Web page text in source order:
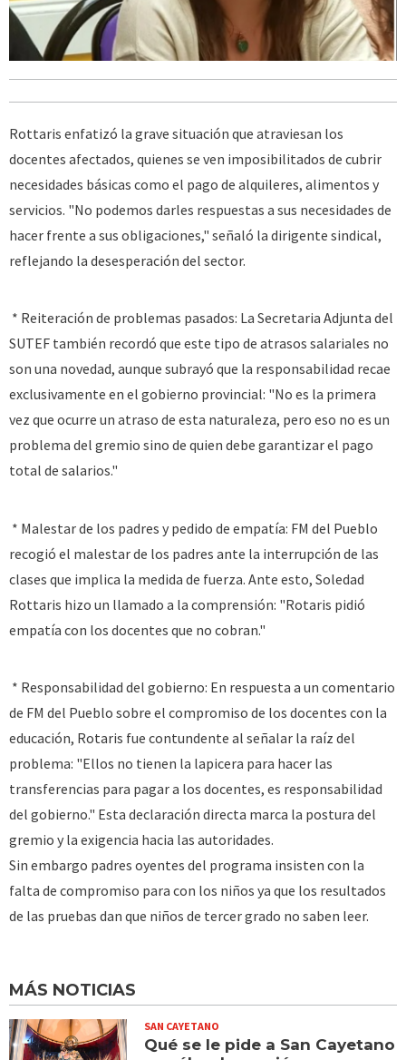
Rottaris enfatizó la grave situación que atraviesan los
docentes afectados, quienes se ven imposibilitados de cubrir
necesidades básicas como el pago de alquileres, alimentos y
servicios. "No podemos darles respuestas a sus necesidades de
hacer frente a sus obligaciones," señaló la dirigente sindical,
reflejando la desesperación del sector.
* Reiteración de problemas pasados: La Secretaria Adjunta del
SUTEF también recordó que este tipo de atrasos salariales no
son una novedad, aunque subrayó que la responsabilidad recae
exclusivamente en el gobierno provincial: "No es la primera
vez que ocurre un atraso de esta naturaleza, pero eso no es un
problema del gremio sino de quien debe garantizar el pago
total de salarios."
* Malestar de los padres y pedido de empatía: FM del Pueblo
recogió el malestar de los padres ante la interrupción de las
clases que implica la medida de fuerza. Ante esto, Soledad
Rottaris hizo un llamado a la comprensión: "Rotaris pidió
empatía con los docentes que no cobran."
* Responsabilidad del gobierno: En respuesta a un comentario
de FM del Pueblo sobre el compromiso de los docentes con la
educación, Rotaris fue contundente al señalar la raíz del
problema: "Ellos no tienen la lapicera para hacer las
transferencias para pagar a los docentes, es responsabilidad
del gobierno." Esta declaración directa marca la postura del
gremio y la exigencia hacia las autoridades.
Sin embargo padres oyentes del programa insisten con la
falta de compromiso para con los niños ya que los resultados
de las pruebas dan que niños de tercer grado no saben leer.
MÁS NOTICIAS
SAN CAYETANO
Qué se le pide a San Cayetano